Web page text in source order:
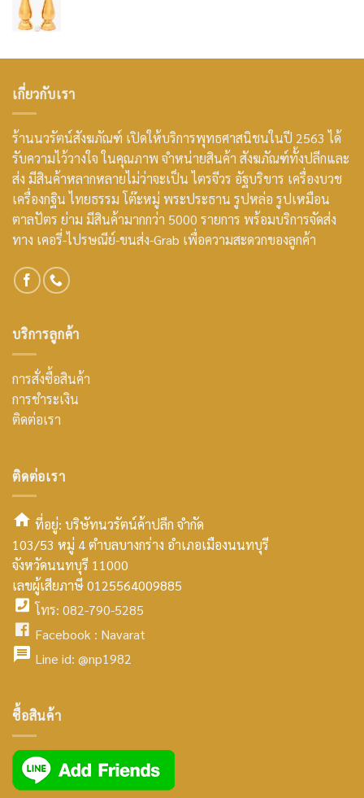
เกี่ยวกับเรา
ร้านนวรัตน์สังฆภัณฑ์ เปิดให้บริการพุทธศาสนิชนในปี 2563 ได้
รับความไว้วางใจ ในคุณภาพ จำหน่ายสินค้า สังฆภัณฑ์ทั้งปลีกและ
ส่ง มีสินค้าหลากหลายไม่ว่าจะเป็น ไตรจีวร อัฐบริขาร เครื่องบวช
เครื่องกฐิน ไทยธรรม โต๊ะหมู่ พระประธาน รูปหล่อ รูปเหมือน
ตาลปัตร ย่าม มีสินค้ามากกว่า 5000 รายการ พร้อมบริการจัดส่ง
ทาง เคอรี่-ไปรษณีย์-ขนส่ง-Grab เพื่อความสะดวกของลูกค้า
บริการลูกค้า
การสั่งซื้อสินค้า
การชำระเงิน
ติดต่อเรา
ติดต่อเรา
smt2
home
icon
ที่อยู่: บริษัทนวรัตน์ค้าปลีก จำกัด
103/53 หมู่ 4 ตำบลบางกร่าง อำเภอเมืองนนทบุรี
จังหวัดนนทบุรี 11000
เลขผู้เสียภาษี 0125564009885
facebook
icon
โทร: 082-790-5285
facebook
Facebook : Navarat
icon
Line id: @np1982
ซื้อสินค้า